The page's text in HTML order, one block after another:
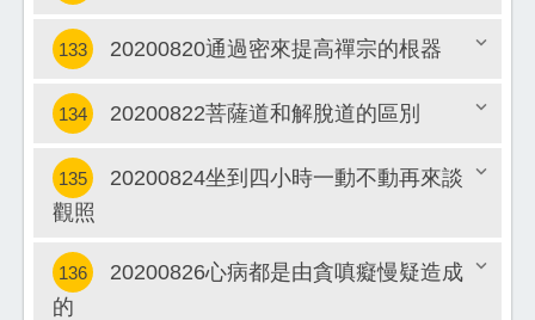
關閉
關閉
133 20200820通過密來提高禪宗的根器
關閉
134 20200822菩薩道和解脫道的區別
135
20200824坐到四小時一動不動再來談
觀照
136
20200826心病都是由貪嗔癡慢疑造成
的